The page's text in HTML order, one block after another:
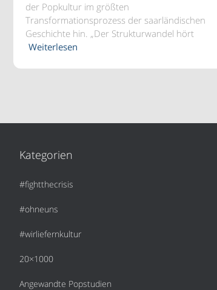
der Popkultur im größten
Transformationsprozess der saarländischen
Geschichte hin. „Der Strukturwandel hört
Weiterlesen
Kategorien
#fightthecrisis
#ohneuns
#wirliefernkultur
20×1000
Angewandte Popstudien